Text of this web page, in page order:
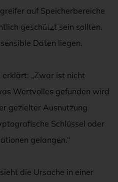
auf Speicherbereiche
geschützt sein sollten.
Daten liegen.
„Zwar ist nicht
Wertvolles gefunden wird
gezielter Ausnutzung
Schlüssel oder
gelangen.“
die Ursache in einer